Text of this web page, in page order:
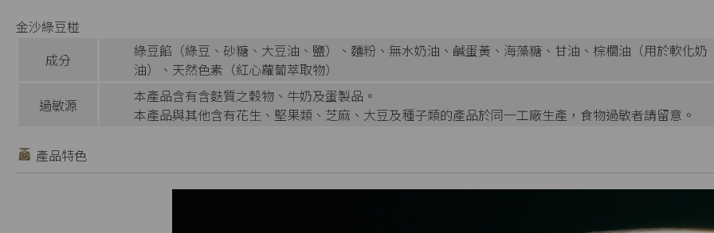
金沙綠豆椪
成分
綠豆餡（綠豆、砂糖、大豆油、鹽）、麵粉、無水奶油、鹹蛋黃、海藻糖、甘油、棕櫚油（用於軟化奶
油）、天然色素（紅心蘿蔔萃取物）
過敏源
本產品含有含麩質之穀物、牛奶及蛋製品。
本產品與其他含有花生、堅果類、芝麻、大豆及種子類的產品於同一工廠生產，食物過敏者請留意。
產品特色